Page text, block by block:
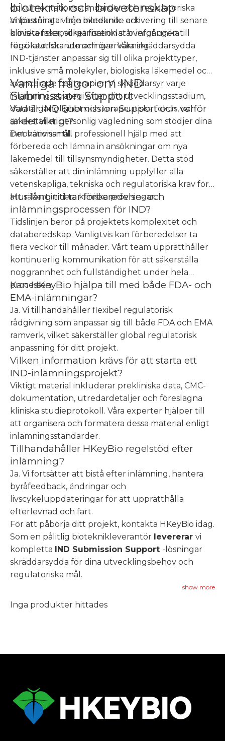
dokumentationsstandarder och regulatoriska
anpassningar från inledande arkivering till senare
kliniska faser, vilket förenklar övergången till
försöksutförande och övervakning.
bioteknik och biovetenskap
Vi förstår att varje bioteknik- och
biovetenskapsorganisation står inför unika
regulatoriska utmaningar. Våra skräddarsydda
IND-tjänster anpassar sig till olika projekttyper,
inklusive små molekyler, biologiska läkemedel och
avancerade cellterapier. Vi skräddarsyr varje
inlämningsstrategi efter ditt utvecklingsstadium,
datatillgänglighet och terapeutiska fokus, och
säkerställer personlig vägledning som stödjer dina
innovationsmål.
Vanliga frågor om IND
Submission Support
Vad är IND Submission Support och varför
är det viktigt?
Det hänvisar till professionell hjälp med att
förbereda och lämna in ansökningar om nya
läkemedel till tillsynsmyndigheter. Detta stöd
säkerställer att din inlämning uppfyller alla
vetenskapliga, tekniska och regulatoriska krav för
att säkert initiera kliniska prövningar.
Hur lång tid tar förberedelse- och
inlämningsprocessen för IND?
Tidslinjen beror på projektets komplexitet och
databeredskap. Vanligtvis kan förberedelser ta
flera veckor till månader. Vårt team upprätthåller
kontinuerlig kommunikation för att säkerställa
noggrannhet och fullständighet under hela
processen.
Kan HKeyBio hjälpa till med både FDA- och
EMA-inlämningar?
Ja. Vi tillhandahåller flexibel regulatorisk
rådgivning som anpassar sig till både FDA och EMA
ramverk, vilket säkerställer global regulatorisk
anpassning för ditt projekt.
Vilken information krävs för att starta ett
IND-inlämningsprojekt?
Viktigt material inkluderar prekliniska data, CMC-
dokumentation, utredardetaljer och föreslagna
kliniska studieprotokoll. Våra experter hjälper till
att organisera och formatera dessa material enligt
inlämningsstandarder.
Tillhandahåller HKeyBio regelstöd efter
inlämning?
Ja. Vi fortsätter att bistå efter inlämning, hantera
byråfeedback, ändringar och
livscykeluppdateringar för att upprätthålla
efterlevnad och fart.
För att påbörja ditt projekt, kontakta HKeyBio idag.
Som en pålitlig bioteknikleverantör levererar vi
kompletta IND Submission Support -lösningar
skräddarsydda för dina utvecklingsbehov och
regulatoriska mål.
show more
Inga produkter hittades